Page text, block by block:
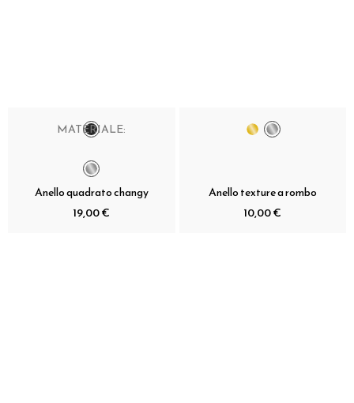
MATERIALE:
Anello quadrato changy
19,00 €
Anello texture a rombo
10,00 €